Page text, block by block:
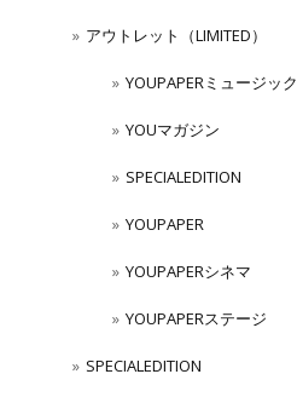
アウトレット（LIMITED）
YOUPAPERミュージック
YOUマガジン
SPECIALEDITION
YOUPAPER
YOUPAPERシネマ
YOUPAPERステージ
SPECIALEDITION